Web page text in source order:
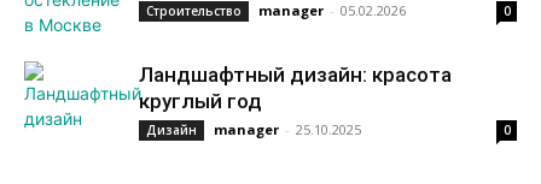
Строительство manager - 05.02.2026 0
Ландшафтный дизайн: красота
круглый год
Дизайн manager - 25.10.2025 0